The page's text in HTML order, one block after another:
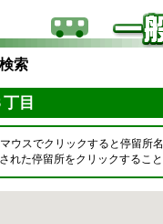
索
目
ウスでクリックすると停留所
れた停留所をクリックするこ